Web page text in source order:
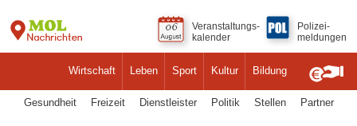
Wirtschaft Leben Sport Kultur Bildung
Veranstaltungs-
kalender
Polizei-
meldungen
Gesundheit Freizeit Dienstleister Politik Stellen Partner